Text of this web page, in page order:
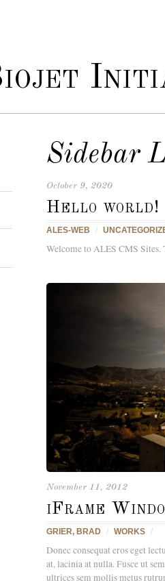
Sidebar
October 9, 2020
Hello world!
ALES-WEB /
Welcome to ALES CMS
November 11, 2012
iFrame
GRIER, BRAD / WORKS /
Donec consequat eros eget
at, lacinia at nulla. Fusce ut
ultrices sem mollis metus